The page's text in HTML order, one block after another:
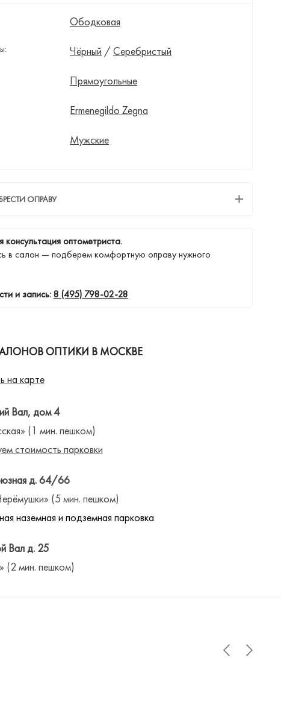
Ободковая
Чёрный / Серебристый
Прямоугольные
Ermenegildo Zegna
Мужские
ОПРАВУ
консультация оптометриста.
в салон — подберем комфортную оправу нужного
и запись:8 (495) 798-02-28
ОПТИКИ В МОСКВЕ
на карте
Вал, дом 4
(1 мин. пешком)
стоимость парковки
д. 64/66
(5 мин. пешком)
наземная и подземная парковка
Вал д. 25
(2 мин. пешком)